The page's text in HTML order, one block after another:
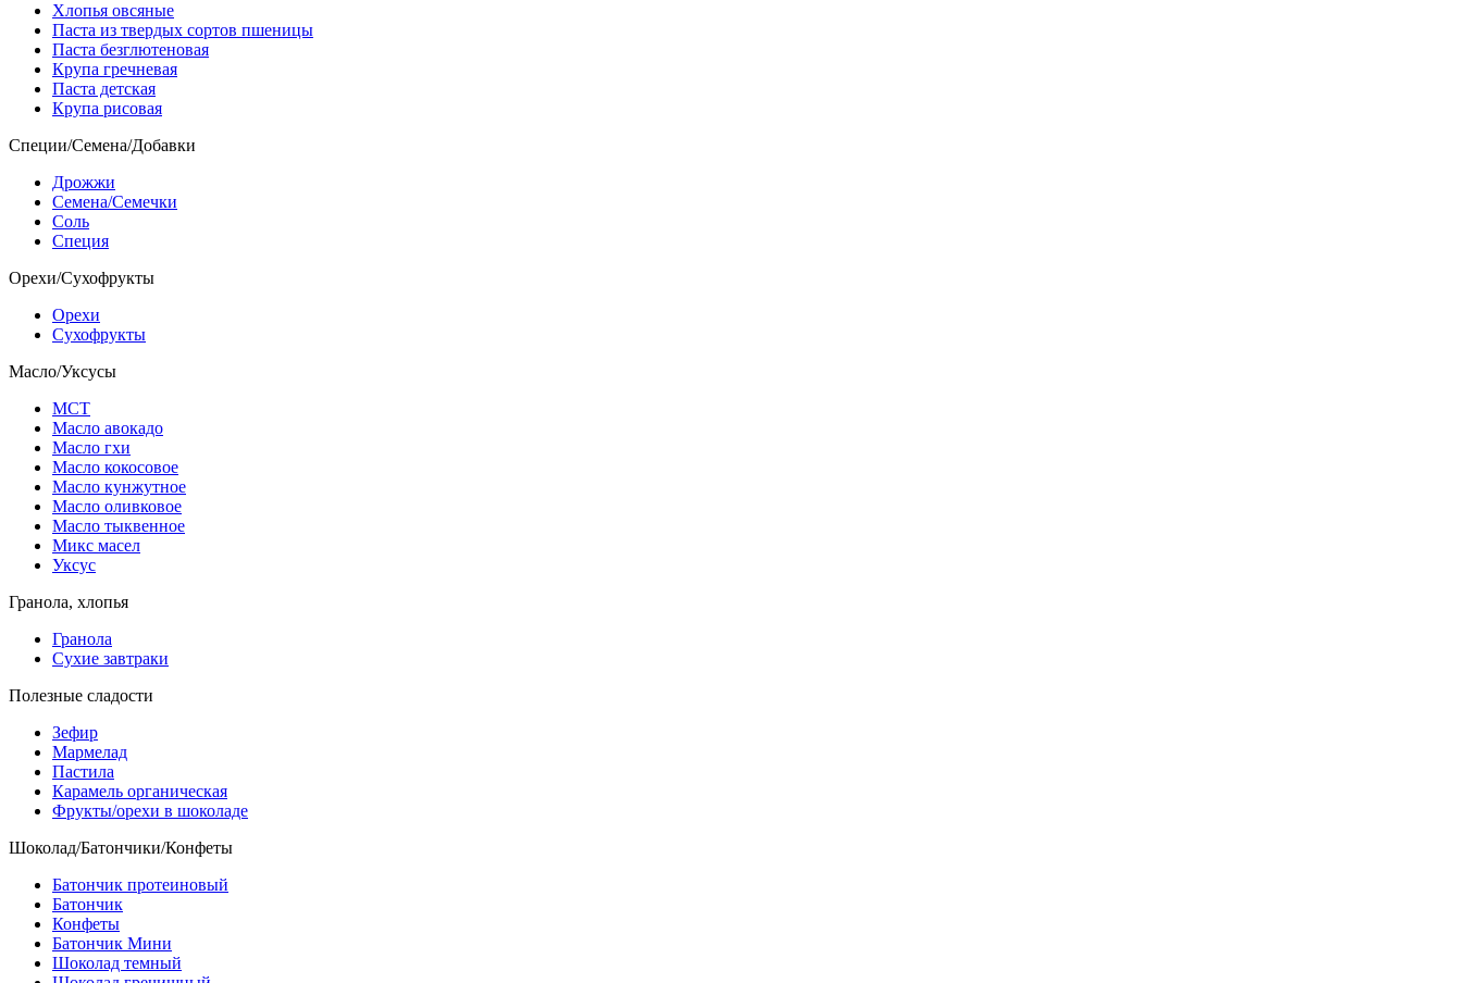
Хлопья овсяные
Паста из твердых сортов пшеницы
Паста безглютеновая
Крупа гречневая
Паста детская
Крупа рисовая
Специи/Семена/Добавки
Дрожжи
Семена/Семечки
Соль
Специя
Орехи/Сухофрукты
Орехи
Сухофрукты
Масло/Уксусы
МСТ
Масло авокадо
Масло гхи
Масло кокосовое
Масло кунжутное
Масло оливковое
Масло тыквенное
Микс масел
Уксус
Гранола, хлопья
Гранола
Сухие завтраки
Полезные сладости
Зефир
Мармелад
Пастила
Карамель органическая
Фрукты/орехи в шоколаде
Шоколад/Батончики/Конфеты
Батончик протеиновый
Батончик
Конфеты
Батончик Мини
Шоколад темный